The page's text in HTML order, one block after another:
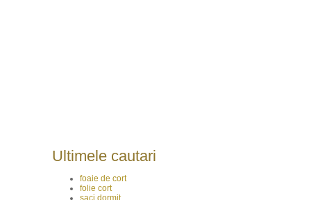
Ultimele cautari
foaie de cort
folie cort
saci dormit